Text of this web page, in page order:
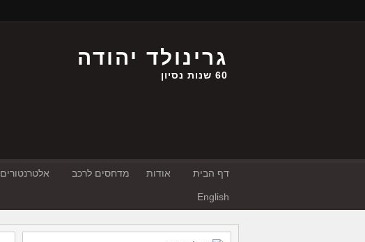
גרינולד יהודה
60 שנות נסיון
דף הבית אודות מדחסים לרכב אלטרנטורים
English